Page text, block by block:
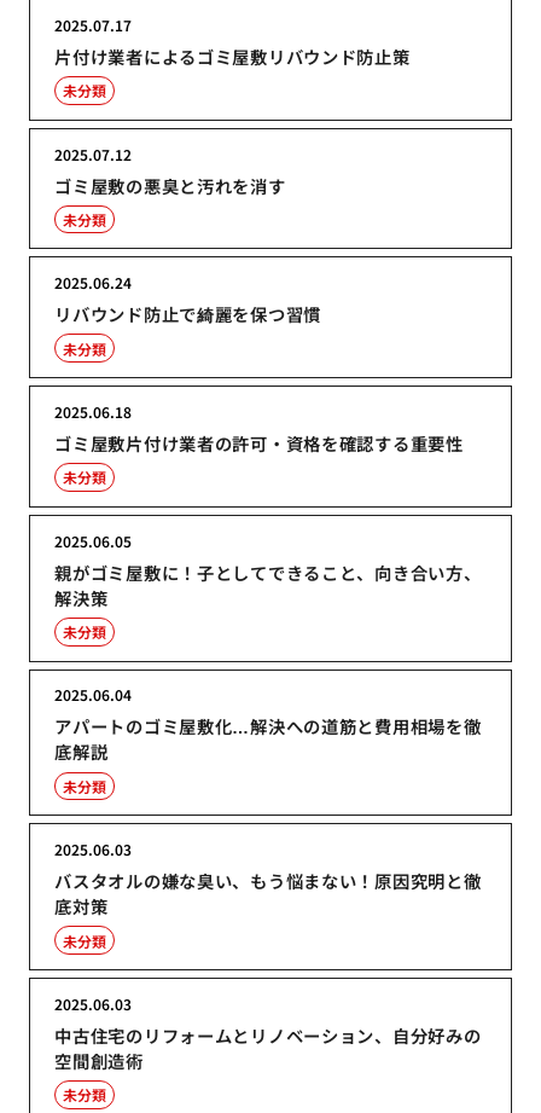
片付け業者によるゴミ屋敷リバウンド防止策
2025.07.17
未分類
ゴミ屋敷の悪臭と汚れを消す
2025.07.12
未分類
リバウンド防止で綺麗を保つ習慣
2025.06.24
未分類
ゴミ屋敷片付け業者の許可・資格を確認する重要性
2025.06.18
未分類
親がゴミ屋敷に！子としてできること、向き合い方、
解決策
2025.06.05
未分類
アパートのゴミ屋敷化…解決への道筋と費用相場を徹
底解説
2025.06.04
未分類
バスタオルの嫌な臭い、もう悩まない！原因究明と徹
底対策
2025.06.03
未分類
中古住宅のリフォームとリノベーション、自分好みの
空間創造術
2025.06.03
未分類